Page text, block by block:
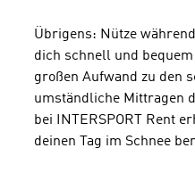
Übrigens: Nütze
dich schnell und
großen Aufwand zu den
umständliche Mittragen
bei INTERSPORT Rent
deinen Tag im Schnee